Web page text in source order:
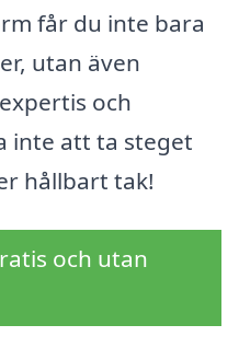
får du inte bara
utan även
och
inte att ta steget
hållbart tak!
och utan